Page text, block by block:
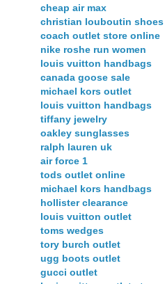
cheap air max
christian louboutin shoes
coach outlet store online
nike roshe run women
louis vuitton handbags
canada goose sale
michael kors outlet
louis vuitton handbags
tiffany jewelry
oakley sunglasses
ralph lauren uk
air force 1
tods outlet online
michael kors handbags
hollister clearance
louis vuitton outlet
toms wedges
tory burch outlet
ugg boots outlet
gucci outlet